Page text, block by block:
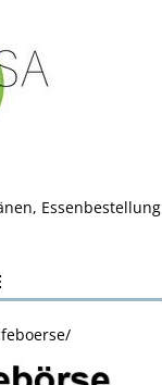
Essenbestellung